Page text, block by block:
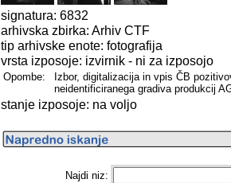
signatura: 6832
arhivska zbirka: Arhiv CTF
tip arhivske enote: fotografija
vrsta izposoje: izvirnik - ni za izposojo
Opombe:
Izbor, digitalizacija in vpis ČB
neidentificiranega gradiva produkcij
stanje izposoje: na voljo
Najdi niz: